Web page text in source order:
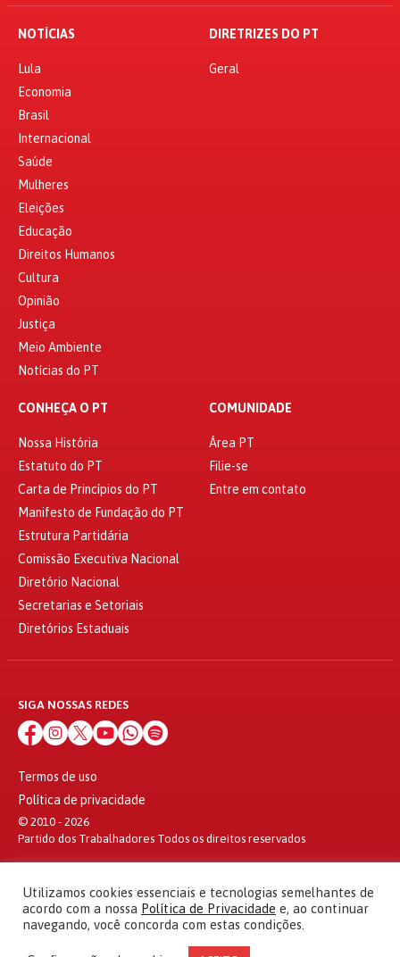
NOTÍCIAS
Lula
Economia
Brasil
Internacional
Saúde
Mulheres
Eleições
Educação
Direitos Humanos
Cultura
Opinião
Justiça
Meio Ambiente
Notícias do PT
DIRETRIZES DO PT
Geral
CONHEÇA O PT
Nossa História
Estatuto do PT
Carta de Princípios do PT
Manifesto de Fundação do PT
Estrutura Partidária
Comissão Executiva Nacional
Diretório Nacional
Secretarias e Setoriais
Diretórios Estaduais
COMUNIDADE
Área PT
Filie-se
Entre em contato
SIGA NOSSAS REDES
Termos de uso
Política de privacidade
© 2010 - 2026
Partido dos Trabalhadores Todos os direitos reservados
Utilizamos cookies essenciais e tecnologias semelhantes de
acordo com a nossa Política de Privacidade e, ao continuar
navegando, você concorda com estas condições.